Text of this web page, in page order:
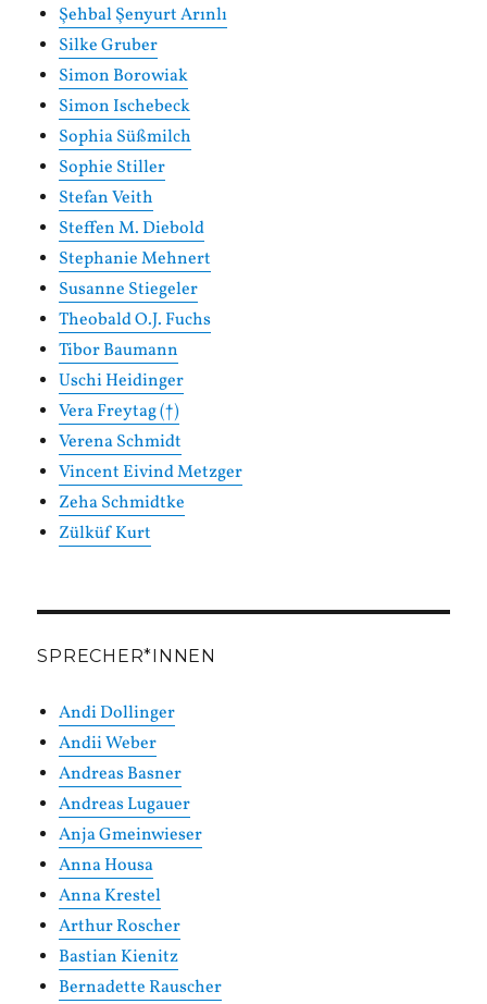
Şehbal Şenyurt Arınlı
Silke Gruber
Simon Borowiak
Simon Ischebeck
Sophia Süßmilch
Sophie Stiller
Stefan Veith
Steffen M. Diebold
Stephanie Mehnert
Susanne Stiegeler
Theobald O.J. Fuchs
Tibor Baumann
Uschi Heidinger
Vera Freytag (†)
Verena Schmidt
Vincent Eivind Metzger
Zeha Schmidtke
Zülküf Kurt
SPRECHER*INNEN
Andi Dollinger
Andii Weber
Andreas Basner
Andreas Lugauer
Anja Gmeinwieser
Anna Housa
Anna Krestel
Arthur Roscher
Bastian Kienitz
Bernadette Rauscher